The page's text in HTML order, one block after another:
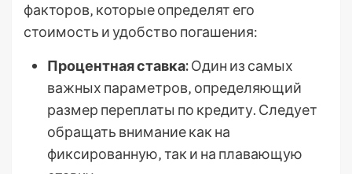
факторов‚ которые определят его
стоимость и удобство погашения:
Процентная ставка:Один из самых
важных параметров‚ определяющий
размер переплаты по кредиту. Следует
обращать внимание как на
фиксированную‚ так и на плавающую